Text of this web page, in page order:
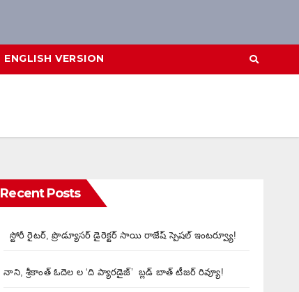
ENGLISH VERSION
Recent Posts
స్టోరీ రైటర్, ప్రొడ్యూసర్ డైరెక్టర్ సాయి రాజేష్ స్పెషల్ ఇంటర్వ్యూ!
నాని, శ్రీకాంత్ ఓదెల ల ‘ది ప్యారడైజ్’ బ్లడ్ బాత్ టీజర్ రివ్యూ!